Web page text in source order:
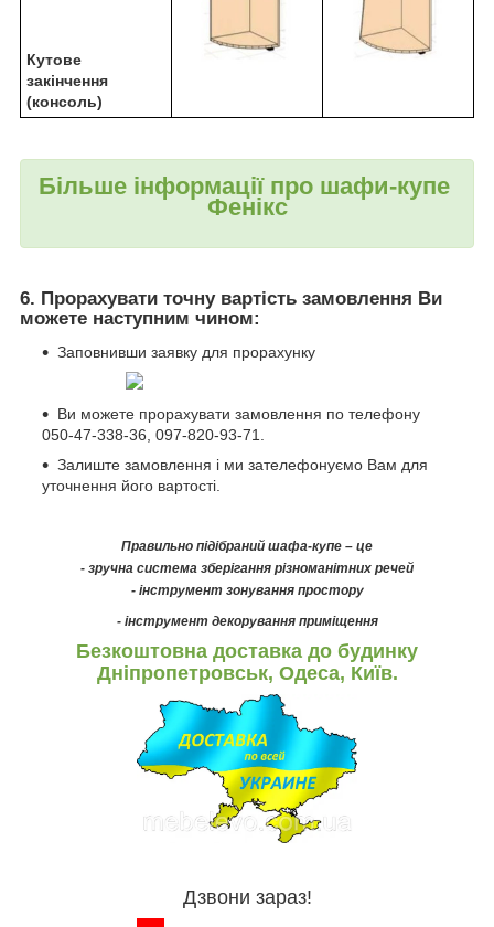
Кутове
закінчення
(консоль)
Більше інформації про шафи-купе
Фенікс
6. Прорахувати точну вартість замовлення Ви
можете наступним чином:
Заповнивши заявку для прорахунку
Ви можете прорахувати замовлення по телефону
050-47-338-36, 097-820-93-71.
Залиште замовлення і ми зателефонуємо Вам для
уточнення його вартості.
Правильно підібраний шафа-купе – це
- зручна система зберігання різноманітних речей
- інструмент зонування простору
- інструмент декорування приміщення
Безкоштовна доставка до будинку
Дніпропетровськ, Одеса, Київ.
Дзвони зараз!